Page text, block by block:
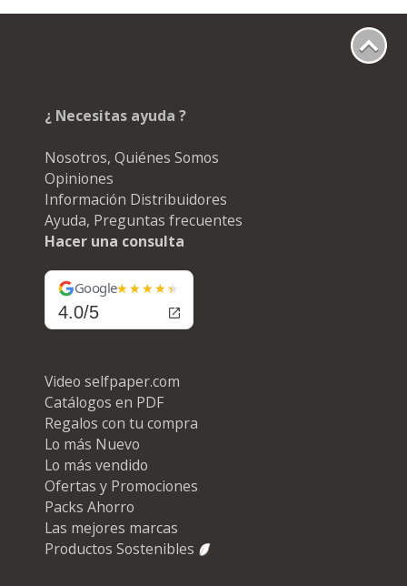
¿ Necesitas ayuda ?
Nosotros, Quiénes Somos
Opiniones
Información Distribuidores
Ayuda, Preguntas frecuentes
Hacer una consulta
Google
4.0/5
Video selfpaper.com
Catálogos en PDF
Regalos con tu compra
Lo más Nuevo
Lo más vendido
Ofertas y Promociones
Packs Ahorro
Las mejores marcas
Productos Sostenibles